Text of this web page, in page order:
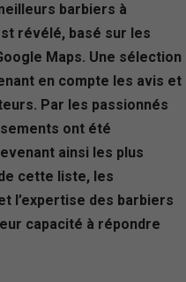
barbiers à
révélé, basé sur les
Maps. Une sélection
en compte les avis et
Par les passionnés
ont été
ainsi les plus
cette liste, les
l’expertise des barbiers
capacité à répondre